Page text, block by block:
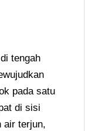
di tengah
pada satu
di sisi
air terjun,